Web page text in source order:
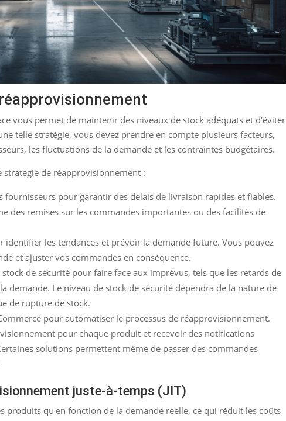
vous permet de maintenir des niveaux de stock adéquats et d'éviter
telle stratégie, vous devez prendre en compte plusieurs facteurs,
les fluctuations de la demande et les contraintes budgétaires.
de réapprovisionnement :
pour garantir des délais de livraison rapides et fiables.
des remises sur les commandes importantes ou des facilités de
identifier les tendances et prévoir la demande future. Vous pouvez
et ajuster vos commandes en conséquence.
de sécurité pour faire face aux imprévus, tels que les retards de
demande. Le niveau de stock de sécurité dépendra de la nature de
de rupture de stock.
pour automatiser le processus de réapprovisionnement.
pour chaque produit et recevoir des notifications
solutions permettent même de passer des commandes
juste-à-temps (JIT)
produits qu'en fonction de la demande réelle, ce qui réduit les coûts